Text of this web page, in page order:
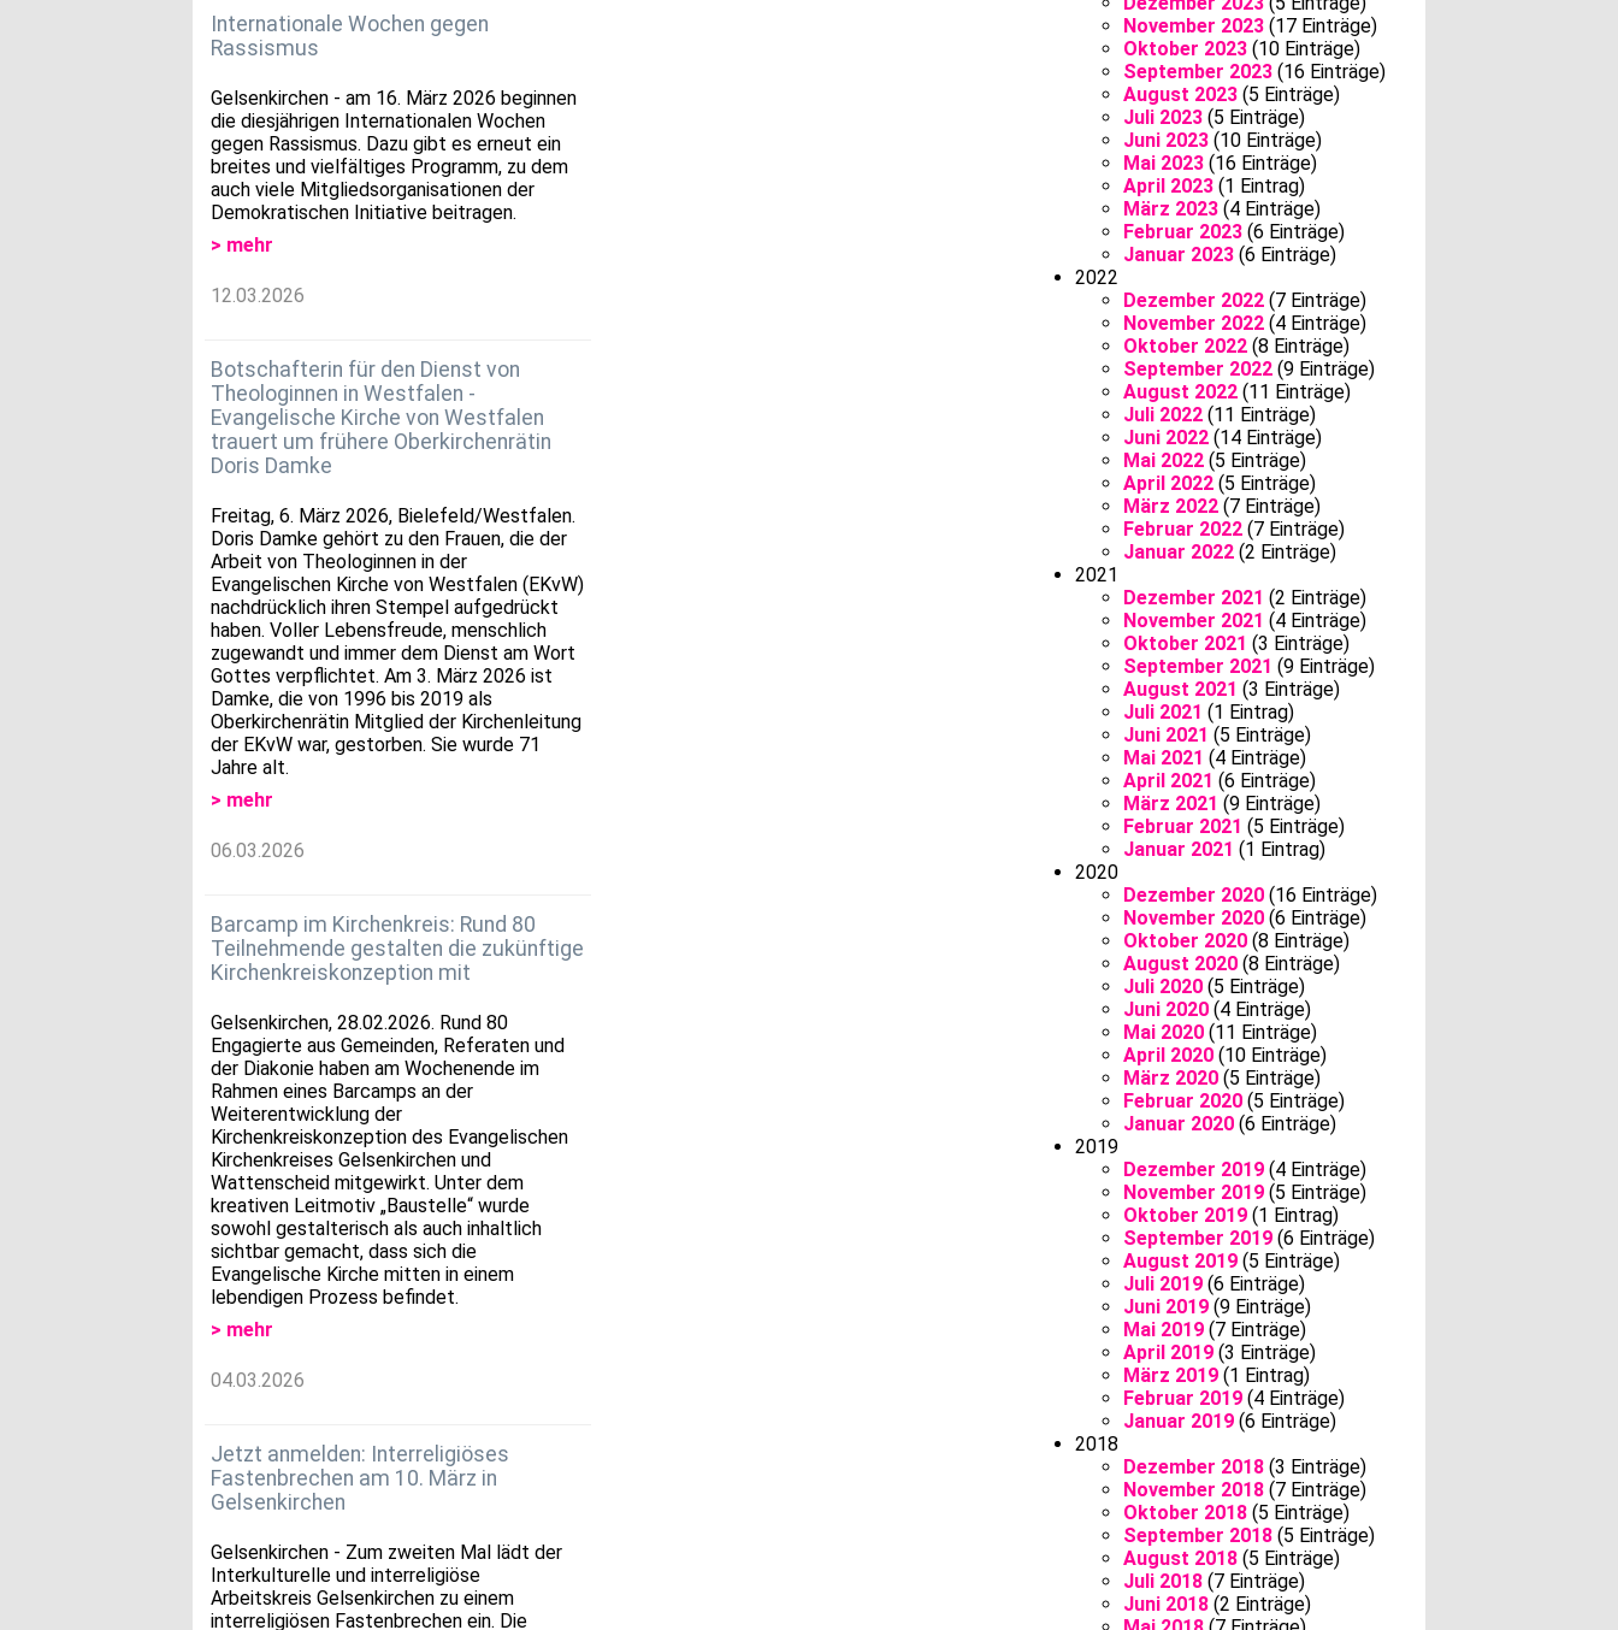
Internationale Wochen gegen
Rassismus
Gelsenkirchen - am 16. März 2026 beginnen
die diesjährigen Internationalen Wochen
gegen Rassismus. Dazu gibt es erneut ein
breites und vielfältiges Programm, zu dem
auch viele Mitgliedsorganisationen der
Demokratischen Initiative beitragen.
> mehr
12.03.2026
Botschafterin für den Dienst von
Theologinnen in Westfalen -
Evangelische Kirche von Westfalen
trauert um frühere Oberkirchenrätin
Doris Damke
Freitag, 6. März 2026, Bielefeld/Westfalen.
Doris Damke gehört zu den Frauen, die der
Arbeit von Theologinnen in der
Evangelischen Kirche von Westfalen (EKvW)
nachdrücklich ihren Stempel aufgedrückt
haben. Voller Lebensfreude, menschlich
zugewandt und immer dem Dienst am Wort
Gottes verpflichtet. Am 3. März 2026 ist
Damke, die von 1996 bis 2019 als
Oberkirchenrätin Mitglied der Kirchenleitung
der EKvW war, gestorben. Sie wurde 71
Jahre alt.
> mehr
06.03.2026
Barcamp im Kirchenkreis: Rund 80
Teilnehmende gestalten die zukünftige
Kirchenkreiskonzeption mit
Gelsenkirchen, 28.02.2026. Rund 80
Engagierte aus Gemeinden, Referaten und
der Diakonie haben am Wochenende im
Rahmen eines Barcamps an der
Weiterentwicklung der
Kirchenkreiskonzeption des Evangelischen
Kirchenkreises Gelsenkirchen und
Wattenscheid mitgewirkt. Unter dem
kreativen Leitmotiv „Baustelle“ wurde
sowohl gestalterisch als auch inhaltlich
sichtbar gemacht, dass sich die
Evangelische Kirche mitten in einem
lebendigen Prozess befindet.
> mehr
04.03.2026
Jetzt anmelden: Interreligiöses
Fastenbrechen am 10. März in
Gelsenkirchen
Gelsenkirchen - Zum zweiten Mal lädt der
Interkulturelle und interreligiöse
Arbeitskreis Gelsenkirchen zu einem
interreligiösen Fastenbrechen ein. Die
November 2023(17 Einträge)
Oktober 2023(10 Einträge)
September 2023(16 Einträge)
August 2023(5 Einträge)
Juli 2023(5 Einträge)
Juni 2023(10 Einträge)
Mai 2023(16 Einträge)
April 2023(1 Eintrag)
März 2023(4 Einträge)
Februar 2023(6 Einträge)
Januar 2023(6 Einträge)
2022
Dezember 2022(7 Einträge)
November 2022(4 Einträge)
Oktober 2022(8 Einträge)
September 2022(9 Einträge)
August 2022(11 Einträge)
Juli 2022(11 Einträge)
Juni 2022(14 Einträge)
Mai 2022(5 Einträge)
April 2022(5 Einträge)
März 2022(7 Einträge)
Februar 2022(7 Einträge)
Januar 2022(2 Einträge)
2021
Dezember 2021 (2 Einträge)
November 2021 (4 Einträge)
Oktober 2021 (3 Einträge)
September 2021 (9 Einträge)
August 2021 (3 Einträge)
Juli 2021 (1 Eintrag)
Juni 2021 (5 Einträge)
Mai 2021 (4 Einträge)
April 2021 (6 Einträge)
März 2021 (9 Einträge)
Februar 2021 (5 Einträge)
Januar 2021 (1 Eintrag)
2020
Dezember 2020(16 Einträge)
November 2020(6 Einträge)
Oktober 2020(8 Einträge)
August 2020(8 Einträge)
Juli 2020(5 Einträge)
Juni 2020(4 Einträge)
Mai 2020(11 Einträge)
April 2020(10 Einträge)
März 2020(5 Einträge)
Februar 2020(5 Einträge)
Januar 2020(6 Einträge)
2019
Dezember 2019(4 Einträge)
November 2019(5 Einträge)
Oktober 2019(1 Eintrag)
September 2019(6 Einträge)
August 2019(5 Einträge)
Juli 2019(6 Einträge)
Juni 2019(9 Einträge)
Mai 2019(7 Einträge)
April 2019(3 Einträge)
März 2019(1 Eintrag)
Februar 2019(4 Einträge)
Januar 2019(6 Einträge)
2018
Dezember 2018(3 Einträge)
November 2018(7 Einträge)
Oktober 2018(5 Einträge)
September 2018(5 Einträge)
August 2018(5 Einträge)
Juli 2018(7 Einträge)
Juni 2018(2 Einträge)